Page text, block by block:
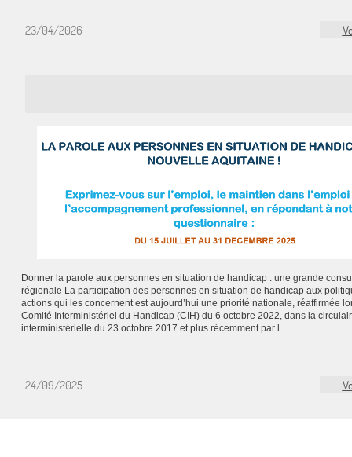
23/04/2026
Donner la parole aux personnes en situation de handicap : une grande
régionale La participation des personnes en situation de handicap aux
actions qui les concernent est aujourd’hui une priorité nationale, réaffirmée
Comité Interministériel du Handicap (CIH) du 6 octobre 2022, dans la
interministérielle du 23 octobre 2017 et plus récemment par l...
24/09/2025